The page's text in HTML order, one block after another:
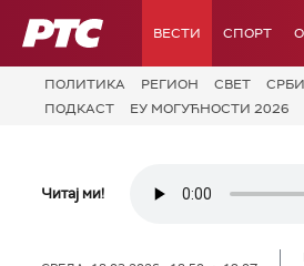
РТС ВЕСТИ СПОРТ
ПОЛИТИКА РЕГИОН СВЕТ
ПОДКАСТ
ЕУ МОГУЋНОСТИ 2026
Читај ми!